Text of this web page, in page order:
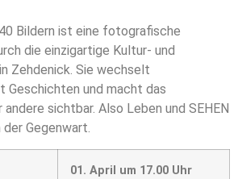
Bildern ist eine fotografische
die einzigartige Kultur- und
Zehdenick. Sie wechselt
Geschichten und macht das
sichtbar. Also Leben und SEHEN
Gegenwart.
01. April um 17.00 Uhr